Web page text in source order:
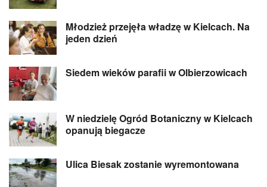
Młodzież przejęła władzę w Kielcach. Na
jeden dzień
Siedem wieków parafii w Olbierzowicach
W niedzielę Ogród Botaniczny w Kielcach
opanują biegacze
Ulica Biesak zostanie wyremontowana